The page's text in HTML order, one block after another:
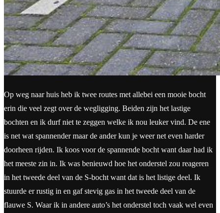
Op weg naar huis heb ik twee routes met allebei een mooie bocht
erin die veel zegt over de wegligging. Beiden zijn het lastige
bochten en ik durf niet te zeggen welke ik nou leuker vind. De ene
is net wat spannender maar de ander kun je weer net even harder
doorheen rijden. Ik koos voor de spannende bocht want daar had ik
het meeste zin in. Ik was benieuwd hoe het onderstel zou reageren
in het tweede deel van de S-bocht want dat is het listige deel. Ik
stuurde er rustig in en gaf stevig gas in het tweede deel van de
flauwe S. Waar ik in andere auto’s het onderstel toch vaak wel even